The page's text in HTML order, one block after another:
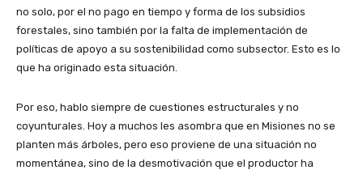
no solo, por el no pago en tiempo y forma de los subsidios
forestales, sino también por la falta de implementación de
políticas de apoyo a su sostenibilidad como subsector. Esto es lo
que ha originado esta situación.
Por eso, hablo siempre de cuestiones estructurales y no
coyunturales. Hoy a muchos les asombra que en Misiones no se
planten más árboles, pero eso proviene de una situación no
momentánea, sino de la desmotivación que el productor ha